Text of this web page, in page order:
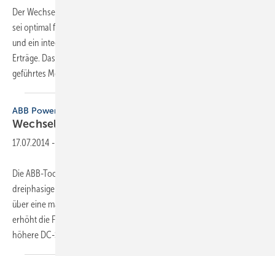
Der Wechselrichter Sunplug eco in den Leistungsklassen 1,2 bis 5,5 kW
sei optimal für kleine Solarstromanlagen. Ein Wirkungsgrad von 98,6 %
und ein integriertes Verschattungsmanagement sorgen für hohe
Erträge. Das Gewicht unter 12 kg, einfache Steckanschlüsse sowie ein
geführtes Menü...
ABB Power-One
Wechselrichter für die
17.07.2014 -
Die ABB-Tochter Power One bringt mit dem Pro-33.0 einen
dreiphasigen String-Wechselrichter auf den Markt. Das Gerät verfügt
über eine maximale DC-Eingangsspannung von bis zu 1100 V. Dies
erhöht die Flexibilität des Photovoltaiksystems und ermöglicht eine
höhere DC-Spannung. Darüber